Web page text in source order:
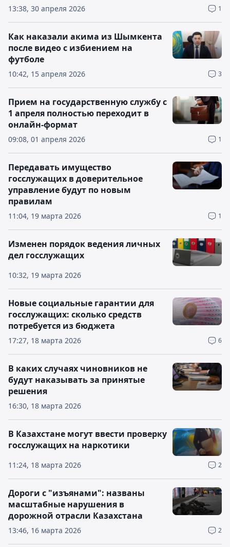
13:38, 30 апреля 2026 1
10:42, 15 апреля 2026 3
Как наказали акима из Шымкента
после видео с избиением на
футболе
09:08, 01 апреля 2026 1
Прием на государственную службу с
1 апреля полностью переходит в
онлайн-формат
11:04, 19 марта 2026 1
Передавать имущество
госслужащих в доверительное
управление будут по новым
правилам
10:32, 19 марта 2026
Изменен порядок ведения личных
дел госслужащих
17:27, 18 марта 2026 6
Новые социальные гарантии для
госслужащих: сколько средств
потребуется из бюджета
16:30, 18 марта 2026
В каких случаях чиновников не
будут наказывать за принятые
решения
11:24, 18 марта 2026 2
В Казахстане могут ввести проверку
госслужащих на наркотики
13:46, 16 марта 2026 2
Дороги с "изъянами": названы
масштабные нарушения в
дорожной отрасли Казахстана